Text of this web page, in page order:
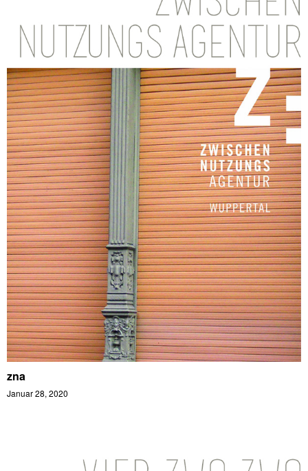
zna
Januar 28, 2020